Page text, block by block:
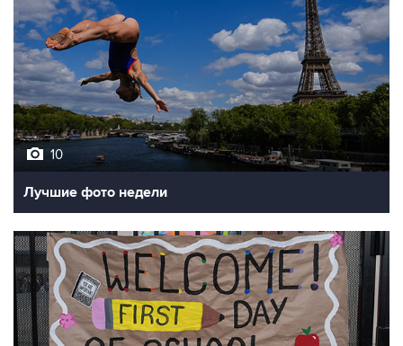
10
Лучшие фото недели